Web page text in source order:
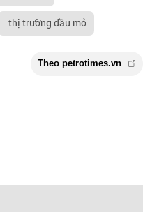
thị trường dầu mỏ